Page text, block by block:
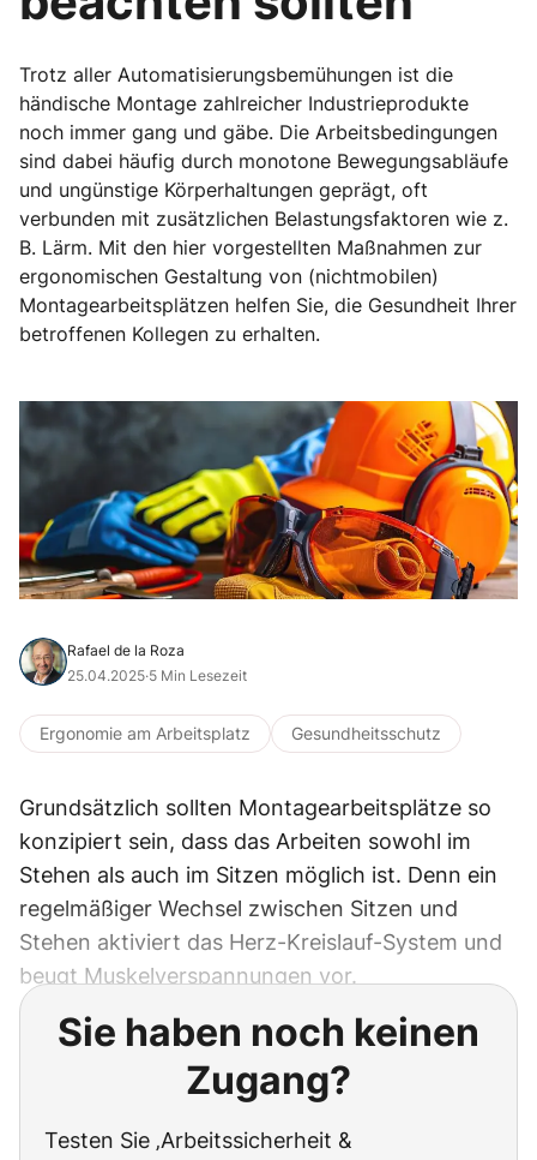
Trotz aller Automatisierungsbemühungen ist die
händische Montage zahlreicher Industrieprodukte
noch immer gang und gäbe. Die Arbeitsbedingungen
sind dabei häufig durch monotone Bewegungsabläufe
und ungünstige Körperhaltungen geprägt, oft
verbunden mit zusätzlichen Belastungsfaktoren wie z.
B. Lärm. Mit den hier vorgestellten Maßnahmen zur
ergonomischen Gestaltung von (nichtmobilen)
Montagearbeitsplätzen helfen Sie, die Gesundheit Ihrer
betroffenen Kollegen zu erhalten.
Rafael de la Roza
25.04.2025·5 Min Lesezeit
Ergonomie am Arbeitsplatz Gesundheitsschutz
Grundsätzlich sollten Montagearbeitsplätze so
konzipiert sein, dass das Arbeiten sowohl im
Stehen als auch im Sitzen möglich ist. Denn ein
regelmäßiger Wechsel zwischen Sitzen und
Stehen aktiviert das Herz-Kreislauf-System und
beugt Muskelverspannungen vor.
Sie haben noch keinen
Zugang?
Testen Sie ‚Arbeitssicherheit &